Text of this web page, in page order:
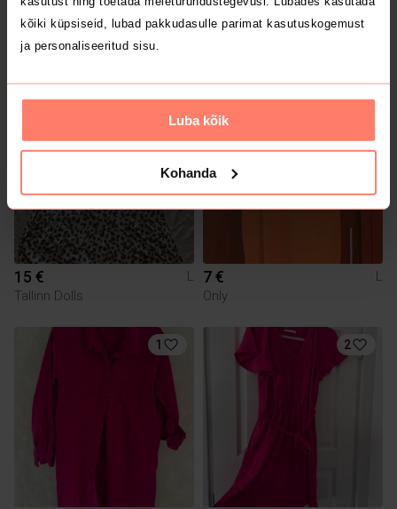
kõiki küpsiseid, lubad pakkudasulle parimat kasutuskogemust
ja personaliseeritud sisu.
Luba kõik
Kohanda
15 €
15 €
L
Tallinn Dolls
7 €
L
Only
1 2